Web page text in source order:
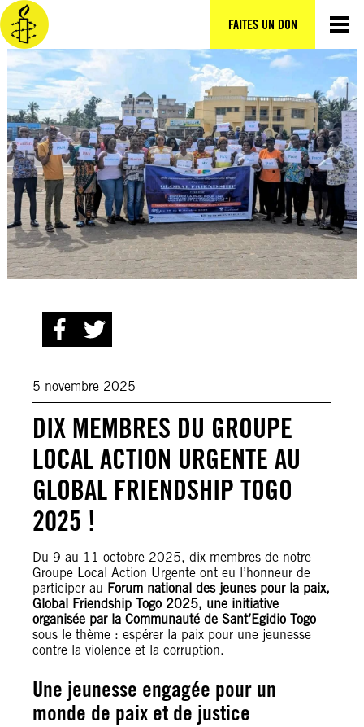
FAITES UN DON
Aller
au
contenu
5 novembre 2025
DIX MEMBRES DU GROUPE
LOCAL ACTION URGENTE AU
GLOBAL FRIENDSHIP TOGO
2025 !
Du 9 au 11 octobre 2025, dix membres de notre
Groupe Local Action Urgente ont eu l’honneur de
participer au Forum national des jeunes pour la paix,
Global Friendship Togo 2025, une initiative
organisée par la Communauté de Sant’Egidio Togo
sous le thème : espérer la paix pour une jeunesse
contre la violence et la corruption.
Une jeunesse engagée pour un
monde de paix et de justice